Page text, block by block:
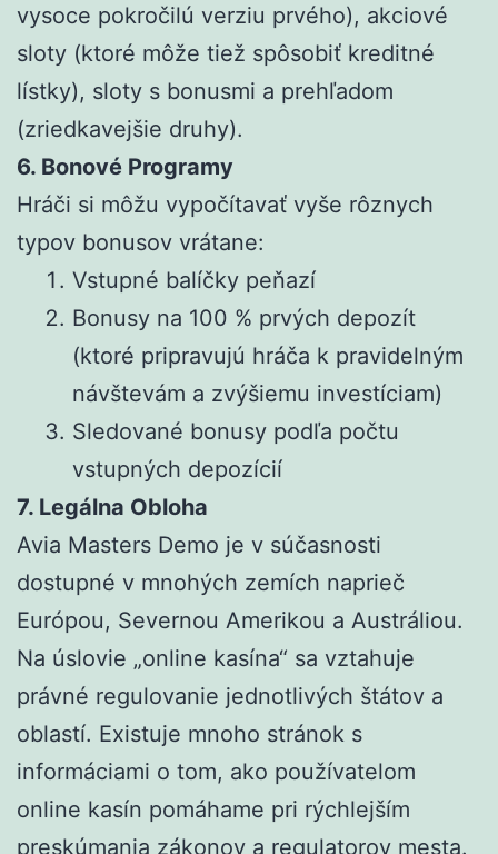
vysoce pokročilú verziu prvého), akciové
sloty (ktoré môže tiež spôsobiť kreditné
lístky), sloty s bonusmi a prehľadom
(zriedkavejšie druhy).
6. Bonové Programy
Hráči si môžu vypočítavať vyše rôznych
typov bonusov vrátane:
Vstupné balíčky peňazí
Bonusy na 100 % prvých depozít
(ktoré pripravujú hráča k pravidelným
návštevám a zvýšiemu investíciam)
Sledované bonusy podľa počtu
vstupných depozícií
7. Legálna Obloha
Avia Masters Demo je v súčasnosti
dostupné v mnohých zemích naprieč
Európou, Severnou Amerikou a Austráliou.
Na úslovie „online kasína“ sa vztahuje
právné regulovanie jednotlivých štátov a
oblastí. Existuje mnoho stránok s
informáciami o tom, ako používatelom
online kasín pomáhame pri rýchlejším
preskúmania zákonov a regulatorov mesta.